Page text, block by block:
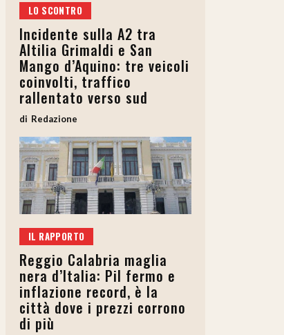
LO SCONTRO
Incidente sulla A2 tra
Altilia Grimaldi e San
Mango d’Aquino: tre veicoli
coinvolti, traffico
rallentato verso sud
Redazione
IL RAPPORTO
Reggio Calabria maglia
nera d’Italia: Pil fermo e
inflazione record, è la
città dove i prezzi corrono
di più